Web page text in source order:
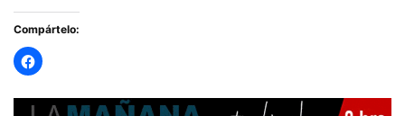
Compártelo: